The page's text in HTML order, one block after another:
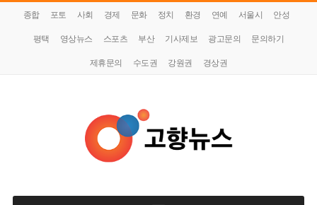
종합 포토 사회 경제 문화 정치 환경 연예 서울시
안성
평택
영상뉴스 스포츠 부산 기사제보 광고문의
문의하기
제휴문의
수도권 강원권 경상권
향